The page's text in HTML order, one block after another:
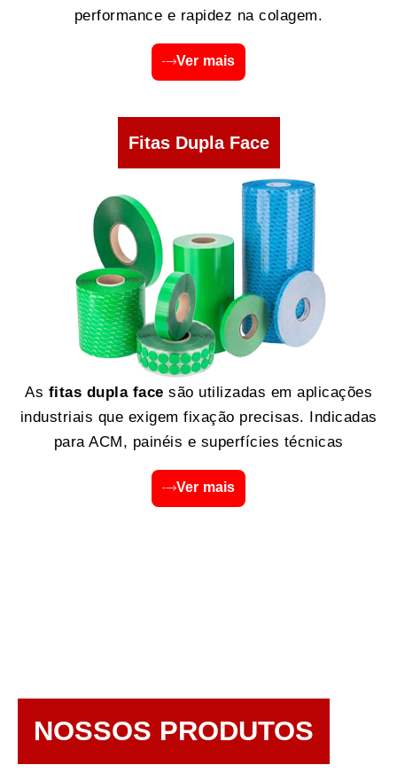
performance e rapidez na colagem.
Ver mais
Fitas Dupla Face
As fitas dupla face são utilizadas em aplicações
industriais que exigem fixação precisas. Indicadas
para ACM, painéis e superfícies técnicas
Ver mais
NOSSOS PRODUTOS